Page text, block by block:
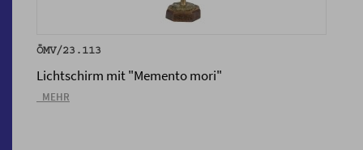
ÖMV/23.113
Lichtschirm mit "Memento mori"
_MEHR